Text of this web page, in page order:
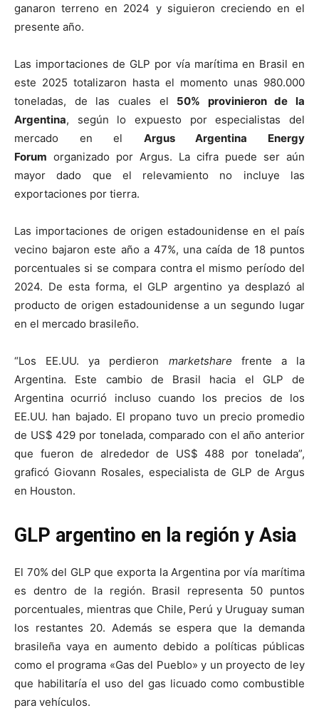
ganaron terreno en 2024 y siguieron creciendo en el
presente año.
Las importaciones de GLP por vía marítima en Brasil en
este 2025 totalizaron hasta el momento unas 980.000
toneladas, de las cuales el 50% provinieron de la
Argentina, según lo expuesto por especialistas del
mercado en el Argus Argentina Energy
Forum organizado por Argus. La cifra puede ser aún
mayor dado que el relevamiento no incluye las
exportaciones por tierra.
Las importaciones de origen estadounidense en el país
vecino bajaron este año a 47%, una caída de 18 puntos
porcentuales si se compara contra el mismo período del
2024. De esta forma, el GLP argentino ya desplazó al
producto de origen estadounidense a un segundo lugar
en el mercado brasileño.
“Los EE.UU. ya perdieron marketshare frente a la
Argentina. Este cambio de Brasil hacia el GLP de
Argentina ocurrió incluso cuando los precios de los
EE.UU. han bajado. El propano tuvo un precio promedio
de US$ 429 por tonelada, comparado con el año anterior
que fueron de alrededor de US$ 488 por tonelada”,
graficó Giovann Rosales, especialista de GLP de Argus
en Houston.
GLP argentino en la región y Asia
El 70% del GLP que exporta la Argentina por vía marítima
es dentro de la región. Brasil representa 50 puntos
porcentuales, mientras que Chile, Perú y Uruguay suman
los restantes 20. Además se espera que la demanda
brasileña vaya en aumento debido a políticas públicas
como el programa «Gas del Pueblo» y un proyecto de ley
que habilitaría el uso del gas licuado como combustible
para vehículos.